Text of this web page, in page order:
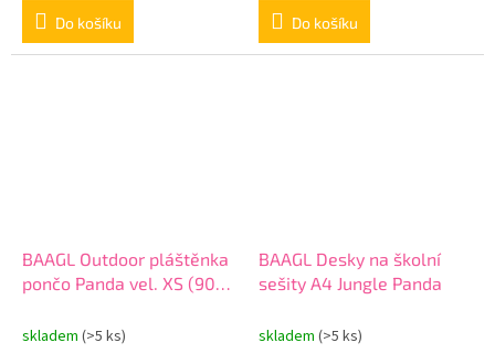
Do košíku Do košíku
BAAGL Outdoor pláštěnka
pončo Panda vel. XS (90
skladem (>5 ks)
BAAGL Desky na školní
sešity A4 Jungle Panda
skladem (>5 ks)